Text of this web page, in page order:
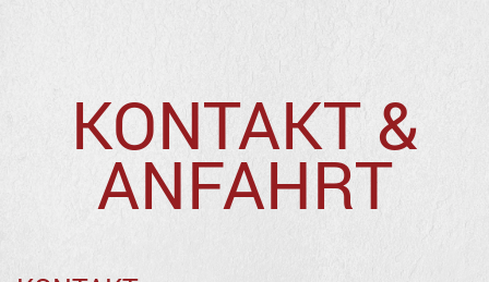
KONTAKT &
ANFAHRT